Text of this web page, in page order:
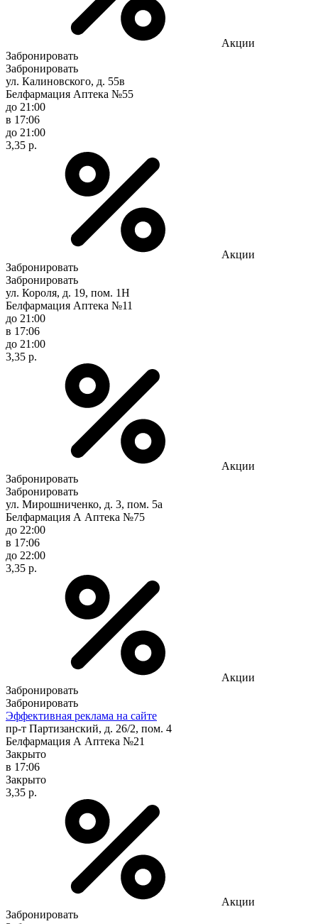
Акции
Забронировать
Забронировать
ул. Калиновского, д. 55в
Белфармация Аптека №55
до 21:00
в 17:06
до 21:00
3,35 р.
Акции
Забронировать
Забронировать
ул. Короля, д. 19, пом. 1Н
Белфармация Аптека №11
до 21:00
в 17:06
до 21:00
3,35 р.
Акции
Забронировать
Забронировать
ул. Мирошниченко, д. 3, пом. 5а
Белфармация А Аптека №75
до 22:00
в 17:06
до 22:00
3,35 р.
Акции
Забронировать
Забронировать
Эффективная реклама на сайте
пр-т Партизанский, д. 26/2, пом. 4
Белфармация А Аптека №21
Закрыто
в 17:06
Закрыто
3,35 р.
Акции
Забронировать